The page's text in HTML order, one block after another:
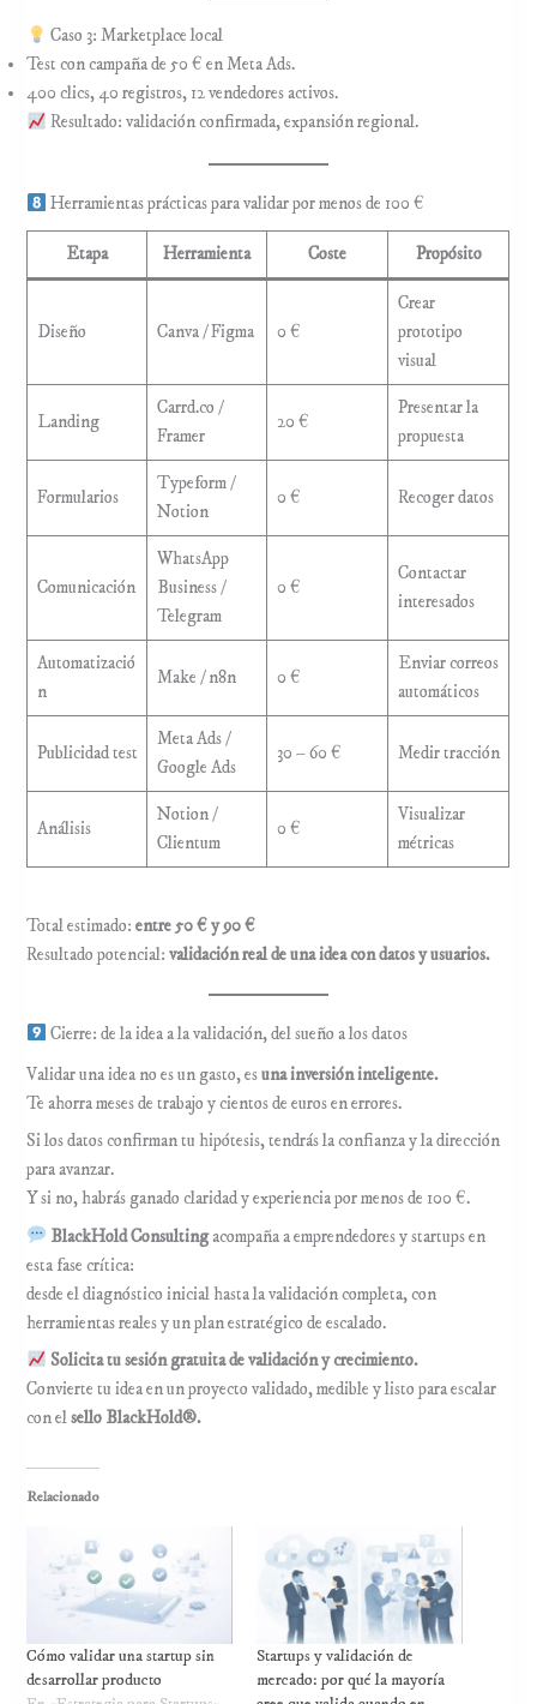
Caso 3: Marketplace local
Test con campaña de 50 € en Meta Ads.
400 clics, 40 registros, 12 vendedores activos.
Resultado: validación confirmada, expansión regional.
Herramientas prácticas para validar por menos de 100 €
Etapa Herramienta Coste Propósito
Diseño Canva / Figma 0 €
Crear
prototipo
visual
Landing
Carrd.co /
Framer
20 €
Presentar la
propuesta
Formularios
Typeform /
Notion
0 € Recoger datos
Comunicación
WhatsApp
Business /
Telegram
0 €
Contactar
interesados
Automatizació
n
Make / n8n 0 €
Enviar correos
automáticos
Publicidad test
Meta Ads /
Google Ads
30 – 60 € Medir tracción
Análisis
Notion /
Clientum
0 €
Visualizar
métricas
Total estimado:entre 50 € y 90 €
Resultado potencial:validación real de una idea con datos y usuarios.
Cierre: de la idea a la validación, del sueño a los datos
Validar una idea no es un gasto, esuna inversión inteligente.
Te ahorra meses de trabajo y cientos de euros en errores.
Si los datos confirman tu hipótesis, tendrás la confianza y la dirección
para avanzar.
Y si no, habrás ganado claridad y experiencia por menos de 100 €.
BlackHold Consultingacompaña a emprendedores y startups en
esta fase crítica:
desde el diagnóstico inicial hasta la validación completa, con
herramientas reales y un plan estratégico de escalado.
Solicita tu sesión gratuita de validación y crecimiento.
Convierte tu idea en un proyecto validado, medible y listo para escalar
con elsello BlackHold®.
Relacionado
Cómo validar una startup sin
desarrollar producto
Startups y validación de
mercado: por qué la mayoría